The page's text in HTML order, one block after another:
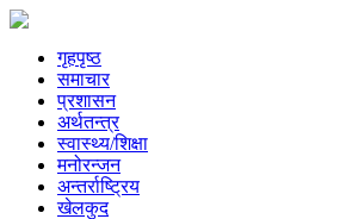
गृहपृष्ठ
समाचार
प्रशासन
अर्थतन्त्र
स्वास्थ्य/शिक्षा
मनोरन्जन
अन्तर्राष्ट्रिय
खेलकुद